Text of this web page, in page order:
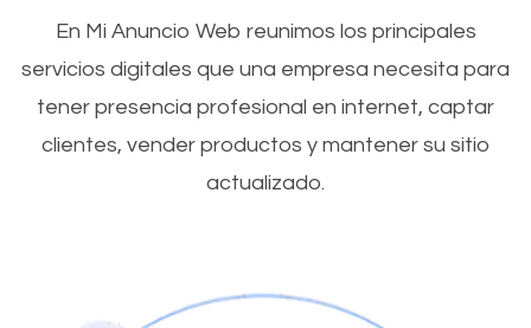
En Mi Anuncio Web reunimos los principales
servicios digitales que una empresa necesita para
tener presencia profesional en internet, captar
clientes, vender productos y mantener su sitio
actualizado.